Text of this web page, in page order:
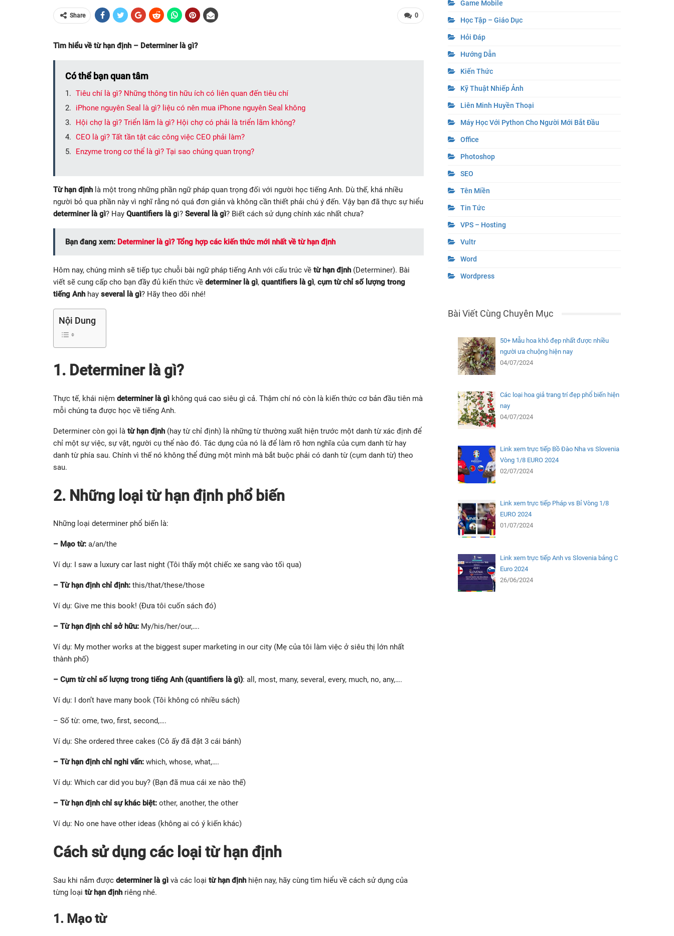
0
Share
Tìm hiểu về từ hạn định – Determiner là gì?
Có thể bạn quan tâm
Tiêu chí là gì? Những thông tin hữu ích có liên quan đến tiêu chí
iPhone nguyên Seal là gì? liệu có nên mua iPhone nguyên Seal không
Hội chợ là gì? Triển lãm là gì? Hội chợ có phải là triển lãm không?
CEO là gì? Tất tần tật các công việc CEO phải làm?
Enzyme trong cơ thể là gì? Tại sao chúng quan trọng?
Từ hạn định là một trong những phần ngữ pháp quan trọng đối với người học tiếng Anh. Dù thế, khá nhiều
người bỏ qua phần này vì nghĩ rằng nó quá đơn giản và không cần thiết phải chú ý đến. Vậy bạn đã thực sự hiểu
determiner là gì? Hay Quantifiers là gì? Several là gì? Biết cách sử dụng chính xác nhất chưa?
Bạn đang xem: Determiner là gì? Tổng hợp các kiến thức mới nhất về từ hạn định
Hôm nay, chúng mình sẽ tiếp tục chuỗi bài ngữ pháp tiếng Anh với cấu trúc về từ hạn định (Determiner). Bài
viết sẽ cung cấp cho bạn đầy đủ kiến thức về determiner là gì, quantifiers là gì, cụm từ chỉ số lượng trong
tiếng Anh hay several là gì? Hãy theo dõi nhé!
Nội Dung
1. Determiner là gì?
Thực tế, khái niệm determiner là gì không quá cao siêu gì cả. Thậm chí nó còn là kiến thức cơ bản đầu tiên mà
mỗi chúng ta được học về tiếng Anh.
Determiner còn gọi là từ hạn định (hay từ chỉ định) là những từ thường xuất hiện trước một danh từ xác định để
chỉ một sự việc, sự vật, người cụ thể nào đó. Tác dụng của nó là để làm rõ hơn nghĩa của cụm danh từ hay
danh từ phía sau. Chính vì thế nó không thể đứng một mình mà bắt buộc phải có danh từ (cụm danh từ) theo
sau.
2. Những loại từ hạn định phổ biến
Những loại determiner phổ biến là:
– Mạo từ: a/an/the
Ví dụ: I saw a luxury car last night (Tôi thấy một chiếc xe sang vào tối qua)
– Từ hạn định chỉ định: this/that/these/those
Ví dụ: Give me this book! (Đưa tôi cuốn sách đó)
– Từ hạn định chỉ sở hữu: My/his/her/our,….
Ví dụ: My mother works at the biggest super marketing in our city (Mẹ của tôi làm việc ở siêu thị lớn nhất
thành phố)
– Cụm từ chỉ số lượng trong tiếng Anh (quantifiers là gì): all, most, many, several, every, much, no, any,….
Ví dụ: I don’t have many book (Tôi không có nhiều sách)
– Số từ: ome, two, first, second,….
Ví dụ: She ordered three cakes (Cô ấy đã đặt 3 cái bánh)
– Từ hạn định chỉ nghi vấn: which, whose, what,….
Ví dụ: Which car did you buy? (Bạn đã mua cái xe nào thế)
– Từ hạn định chỉ sự khác biệt: other, another, the other
Ví dụ: No one have other ideas (không ai có ý kiến khác)
Cách sử dụng các loại từ hạn định
Sau khi nắm được determiner là gì và các loại từ hạn định hiện nay, hãy cùng tìm hiểu về cách sử dụng của
từng loại từ hạn định riêng nhé.
1. Mạo từ
Game Mobile
Học Tập – Giáo Dục
Hỏi Đáp
Hướng Dẫn
Kiến Thức
Kỹ Thuật Nhiếp Ảnh
Liên Minh Huyền Thoại
Máy Học Với Python Cho Người Mới Bắt Đầu
Office
Photoshop
SEO
Tên Miền
Tin Tức
VPS – Hosting
Vultr
Word
Wordpress
Bài Viết Cùng Chuyên Mục
50+ Mẫu hoa khô đẹp nhất được nhiều
người ưa chuộng hiện nay
04/07/2024
Các loại hoa giả trang trí đẹp phổ biến hiện
nay
04/07/2024
Link xem trực tiếp Bồ Đào Nha vs Slovenia
Vòng 1/8 EURO 2024
02/07/2024
Link xem trực tiếp Pháp vs Bỉ Vòng 1/8
EURO 2024
01/07/2024
Link xem trực tiếp Anh vs Slovenia bảng C
Euro 2024
26/06/2024